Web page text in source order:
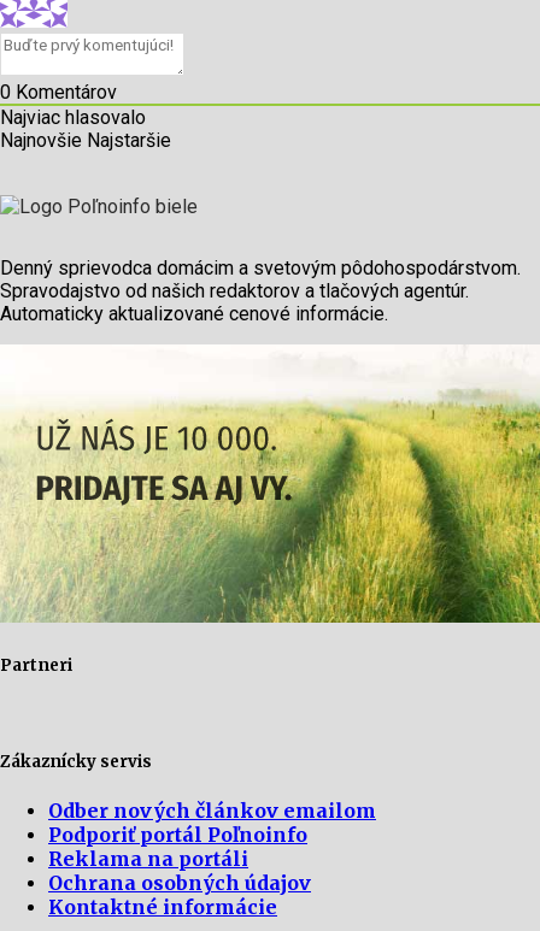
0 Komentárov
Najviac hlasovalo
Najnovšie Najstaršie
Denný sprievodca domácim a svetovým pôdohospodárstvom.
Spravodajstvo od našich redaktorov a tlačových agentúr.
Automaticky aktualizované cenové informácie.
Partneri
Zákaznícky servis
Odber nových článkov emailom
Podporiť portál Poľnoinfo
Reklama na portáli
Ochrana osobných údajov
Kontaktné informácie